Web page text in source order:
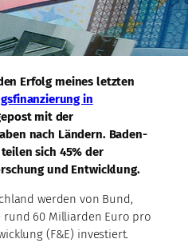
Erfolg meines letzten
in
mit der
nach Ländern. Baden-
sich 45% der
und Entwicklung.
werden von Bund,
60 Milliarden Euro pro
(F&E) investiert.